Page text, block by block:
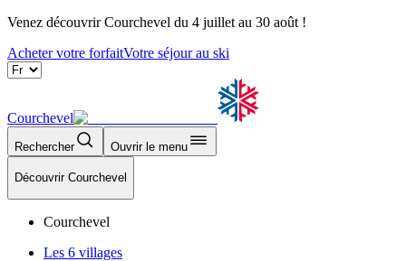
Venez découvrir Courchevel du 4 juillet au 30 août !
Acheter votre forfaitVotre séjour au ski
Courchevel
Rechercher Ouvrir le menu
Découvrir Courchevel
Courchevel
Les 6 villages